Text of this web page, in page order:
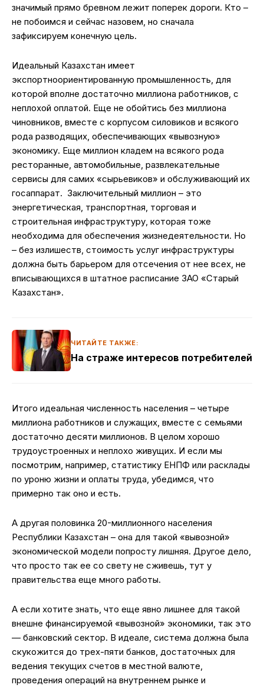
значимый прямо бревном лежит поперек дороги. Кто –
не побоимся и сейчас назовем, но сначала
зафиксируем конечную цель.
Идеальный Казахстан имеет
экспортноориентированную промышленность, для
которой вполне достаточно миллиона работников, с
неплохой оплатой. Еще не обойтись без миллиона
чиновников, вместе с корпусом силовиков и всякого
рода разводящих, обеспечивающих «вывозную»
экономику. Еще миллион кладем на всякого рода
ресторанные, автомобильные, развлекательные
сервисы для самих «сырьевиков» и обслуживающий их
госаппарат. Заключительный миллион – это
энергетическая, транспортная, торговая и
строительная инфраструктуру, которая тоже
необходима для обеспечения жизнедеятельности. Но
– без излишеств, стоимость услуг инфраструктуры
должна быть барьером для отсечения от нее всех, не
вписывающихся в штатное расписание ЗАО «Старый
Казахстан».
ЧИТАЙТЕ ТАКЖЕ:
На страже интересов потребителей
Итого идеальная численность населения – четыре
миллиона работников и служащих, вместе с семьями
достаточно десяти миллионов. В целом хорошо
трудоустроенных и неплохо живущих. И если мы
посмотрим, например, статистику ЕНПФ или расклады
по уроню жизни и оплаты труда, убедимся, что
примерно так оно и есть.
А другая половинка 20-миллионного населения
Республики Казахстан – она для такой «вывозной»
экономической модели попросту лишняя. Другое дело,
что просто так ее со свету не сживешь, тут у
правительства еще много работы.
А если хотите знать, что еще явно лишнее для такой
внешне финансируемой «вывозной» экономики, так это
— банковский сектор. В идеале, система должна была
скукожится до трех-пяти банков, достаточных для
ведения текущих счетов в местной валюте,
проведения операций на внутреннем рынке и